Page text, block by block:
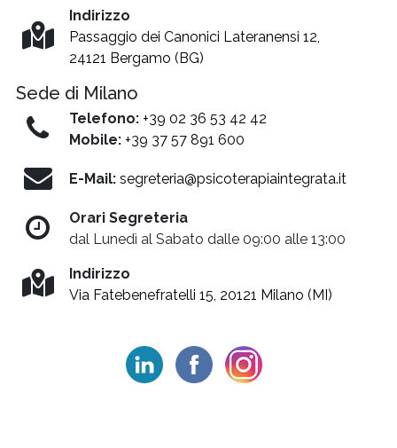
Indirizzo
Passaggio dei Canonici Lateranensi 12,
24121 Bergamo (BG)
Sede di Milano
Telefono: +39 02 36 53 42 42
Mobile: +39 37 57 891 600
E-Mail: segreteria@psicoterapiaintegrata.it
Orari Segreteria
dal Lunedì al Sabato dalle 09:00 alle 13:00
Indirizzo
Via Fatebenefratelli 15, 20121 Milano (MI)